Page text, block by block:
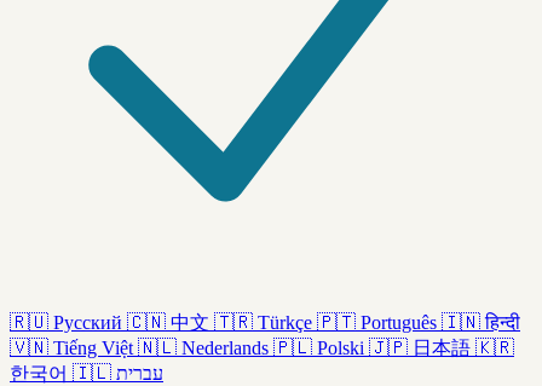
🇷🇺 Русский 🇨🇳 中文 🇹🇷 Türkçe 🇵🇹 Português 🇮🇳 हिन्दी
🇻🇳 Tiếng Việt 🇳🇱 Nederlands 🇵🇱 Polski 🇯🇵 日本語 🇰🇷
한국어 🇮🇱 עברית